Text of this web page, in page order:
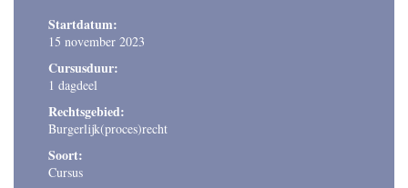
Startdatum:
15 november 2023
Cursusduur:
1 dagdeel
Rechtsgebied:
Burgerlijk(proces)recht
Soort:
Cursus